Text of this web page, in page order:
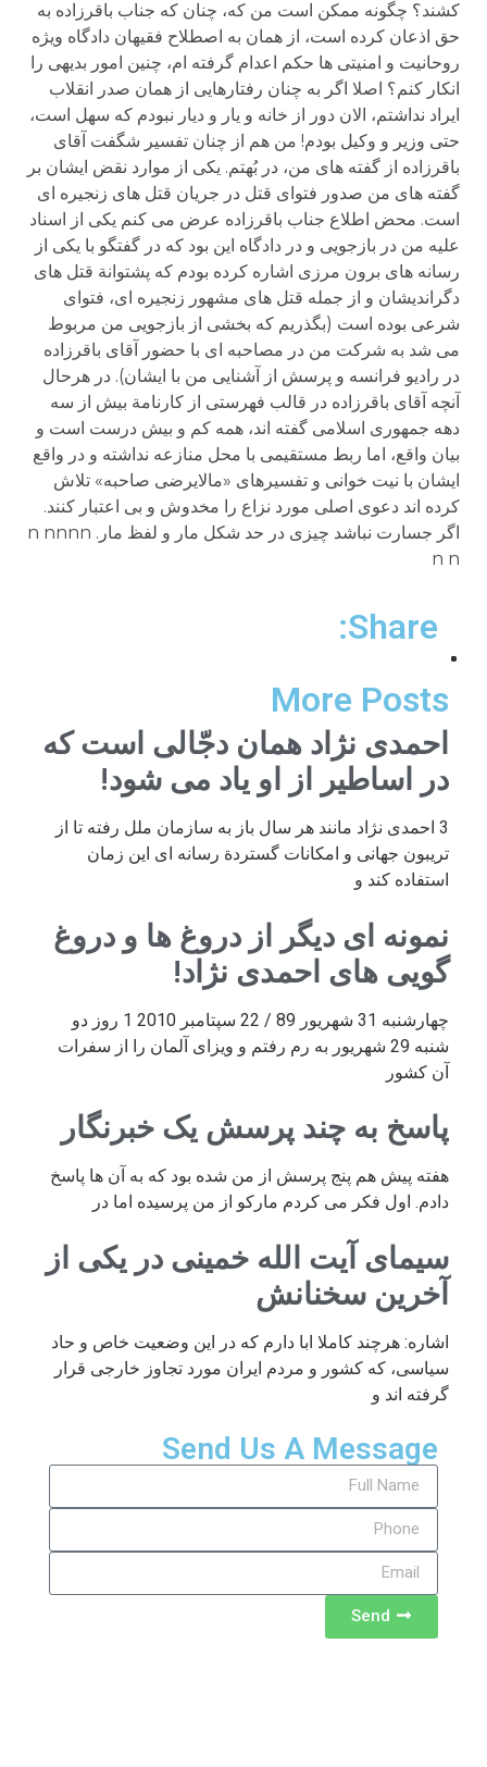
Share:
More Posts
احمدی نژاد همان دجّالی است که
در اساطیر از او یاد می شود!
3 احمدی نژاد مانند هر سال باز به سازمان ملل رفته تا از
تریبون جهانی و امکانات گستردة رسانه ای این زمان
استفاده کند و
نمونه ای دیگر از دروغ ها و دروغ
گویی های احمدی نژاد!
چهارشنبه 31 شهریور 89 / 22 سپتامبر 2010 1 روز دو
شنبه 29 شهریور به رم رفتم و ویزای آلمان را از سفرات
آن کشور
پاسخ به چند پرسش یک خبرنگار
هفته پیش هم پنج پرسش از من شده بود که به آن ها پاسخ
دادم. اول فکر می کردم مارکو از من پرسیده اما در
سیمای آیت الله خمینی در یکی از
آخرین سخنانش
اشاره: هرچند کاملا ابا دارم که در این وضعیت خاص و حاد
سیاسی، که کشور و مردم ایران مورد تجاوز خارجی قرار
گرفته اند و
Send Us A Message
Send